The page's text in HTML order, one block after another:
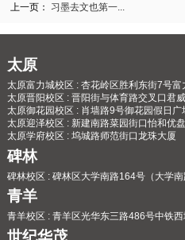
上一页： 习墨去文也第一...
太原
太原富力城校区 : 杏花岭区胜利东街7号
太原晋阳校区 : 晋阳街与体育路交叉口君
太原御花园校区 : 肖墙路9号御花园假日广
太原迎泽校区 : 新建南路菜园街口怡和优盘
太原学府校区 : 坞城路师范街口龙珠大厦
碑林
碑林校区 : 碑林区大学南路164号（大学南
青羊
青羊校区 : 青羊区光华东三路486号中铁
世纪华茂